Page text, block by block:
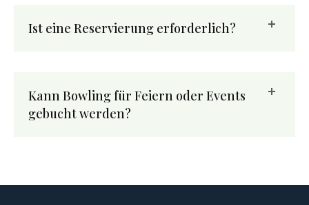
Ist eine Reservierung erforderlich?
Kann Bowling für Feiern oder Events
gebucht werden?